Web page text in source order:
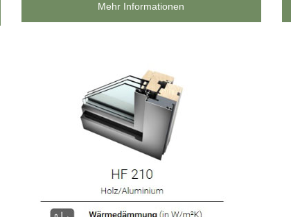
Mehr Informationen